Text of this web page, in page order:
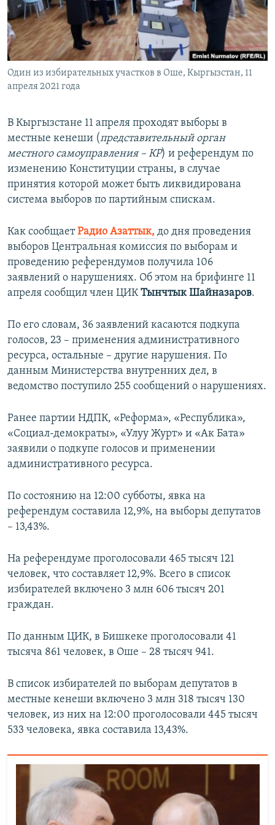
ПОБЕДИТЕЛЕЙ НЕ СУДЯТ?
КРЫМ.НЕПОКОРЕННЫЙ
ELIFBE
УКРАИНСКАЯ ПРОБЛЕМА КРЫМА
ПРИСОЕДИНЯЙТЕСЬ!
Все сайты RFE/RL
Один из избирательных участков в Оше, Кыргызстан, 11
апреля 2021 года
В Кыргызстане 11 апреля проходят выборы в
местные кенеши (представительный орган
местного самоуправления – КР) и референдум по
изменению Конституции страны, в случае
принятия которой может быть ликвидирована
система выборов по партийным спискам.
Как сообщаетРадио Азаттык, до дня проведения
выборов Центральная комиссия по выборам и
проведению референдумов получила 106
заявлений о нарушениях. Об этом на брифинге 11
апреля сообщил член ЦИКТынчтык Шайназаров.
По его словам, 36 заявлений касаются подкупа
голосов, 23 – применения административного
ресурса, остальные – другие нарушения. По
данным Министерства внутренних дел, в
ведомство поступило 255 сообщений о нарушениях.
Ранее партии НДПК, «Реформа», «Республика»,
«Социал-демократы», «Улуу Журт» и «Ак Бата»
заявили о подкупе голосов и применении
административного ресурса.
По состоянию на 12:00 субботы, явка на
референдум составила 12,9%, на выборы депутатов
– 13,43%.
На референдуме проголосовали 465 тысяч 121
человек, что составляет 12,9%. Всего в список
избирателей включено 3 млн 606 тысяч 201
граждан.
По данным ЦИК, в Бишкеке проголосовали 41
тысяча 861 человек, в Оше – 28 тысяч 941.
В список избирателей по выборам депутатов в
местные кенеши включено 3 млн 318 тысяч 130
человек, из них на 12:00 проголосовали 445 тысяч
533 человека, явка составила 13,43%.